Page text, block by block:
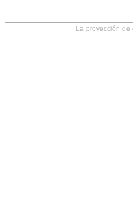
La proyección de